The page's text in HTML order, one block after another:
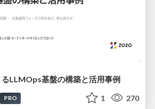
LLMOps基盤の構築と活用事例
PRO 1 270